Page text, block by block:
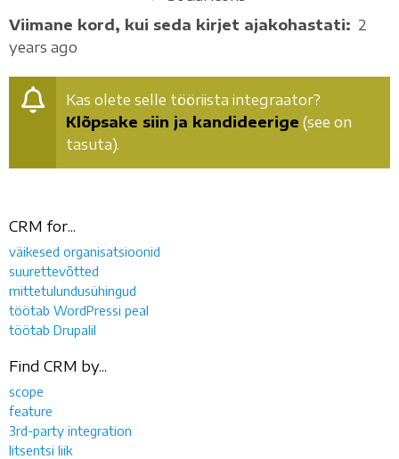
Viimane kord, kui seda kirjet ajakohastati
2
years ago
Kas olete selle tööriista integraator?
Klõpsake siin ja kandideerige (see on
tasuta).
CRM for...
väikesed organisatsioonid
suurettevõtted
mittetulundusühingud
töötab WordPressi peal
töötab Drupalil
Find CRM by...
scope
feature
3rd-party integration
litsentsi liik